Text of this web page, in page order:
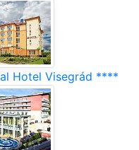
Hotel Visegrád ****